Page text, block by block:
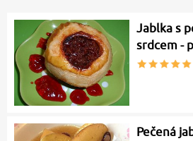
Jablka s
srdcem -
Pečená